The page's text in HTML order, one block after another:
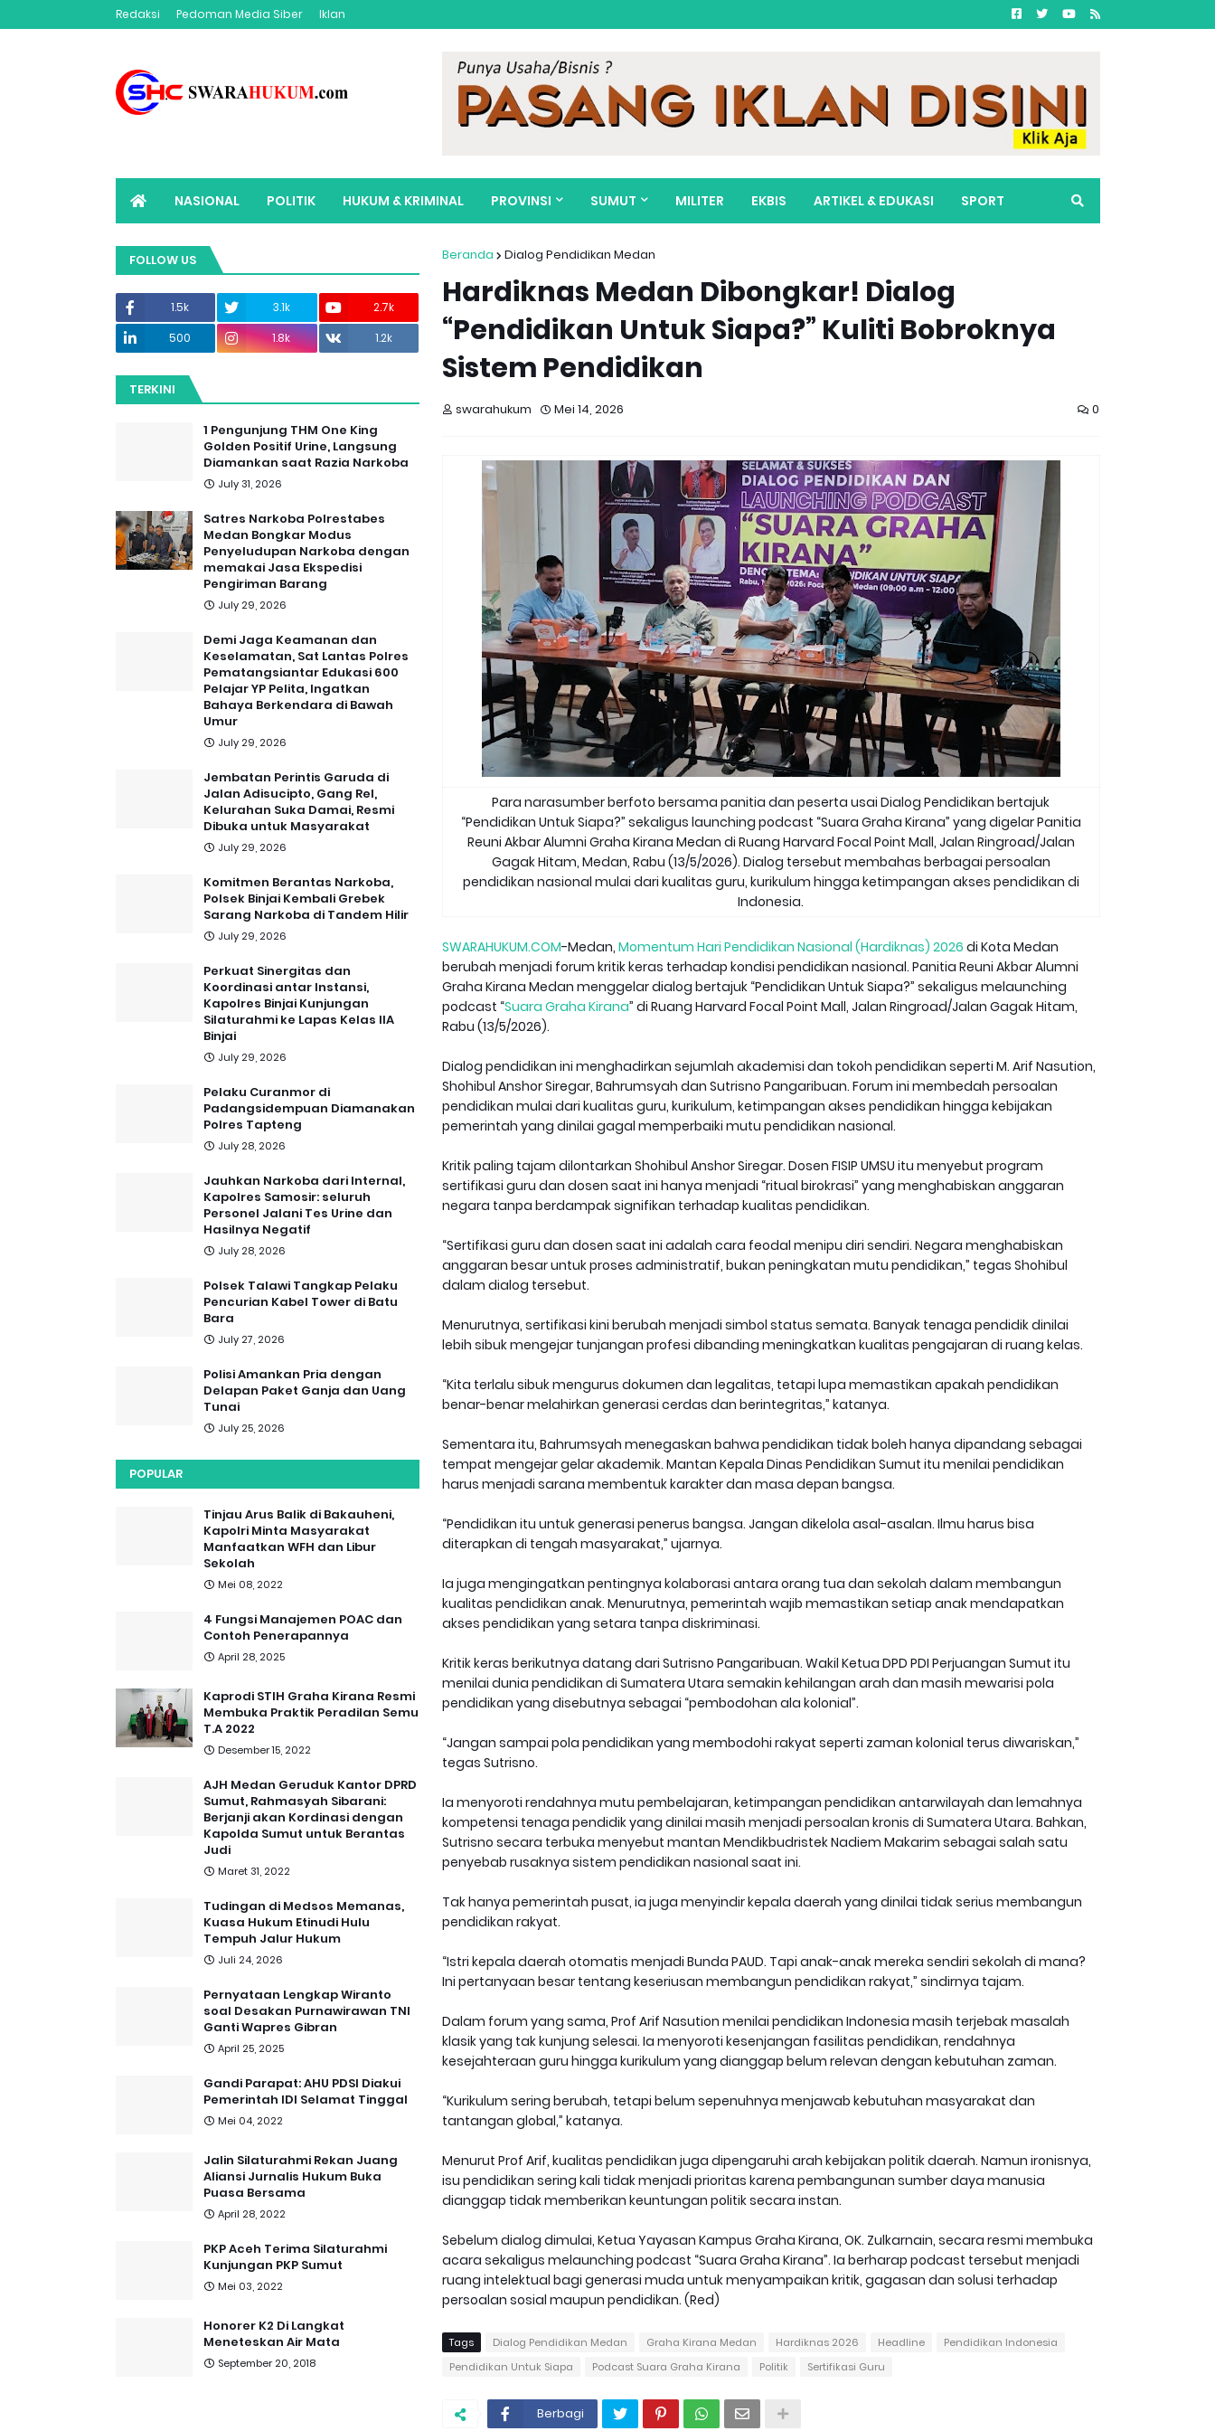
Redaksi Pedoman Media Siber Iklan
NASIONAL POLITIK HUKUM & KRIMINAL PROVINSI SUMUT MILITER EKBIS ARTIKEL & EDUKASI SPORT
ADVERTORIAL Beranda Dialog Pendidikan Medan
Hardiknas Medan Dibongkar! Dialog
“Pendidikan Untuk Siapa?” Kuliti Bobroknya
Sistem Pendidikan
swarahukum Mei 14, 2026 0
Para narasumber berfoto bersama panitia dan peserta usai Dialog Pendidikan bertajuk
“Pendidikan Untuk Siapa?” sekaligus launching podcast “Suara Graha Kirana” yang digelar Panitia
Reuni Akbar Alumni Graha Kirana Medan di Ruang Harvard Focal Point Mall, Jalan Ringroad/Jalan
Gagak Hitam, Medan, Rabu (13/5/2026). Dialog tersebut membahas berbagai persoalan
pendidikan nasional mulai dari kualitas guru, kurikulum hingga ketimpangan akses pendidikan di
Indonesia.
SWARAHUKUM.COM-Medan, Momentum Hari Pendidikan Nasional (Hardiknas) 2026 di Kota Medan
berubah menjadi forum kritik keras terhadap kondisi pendidikan nasional. Panitia Reuni Akbar Alumni
Graha Kirana Medan menggelar dialog bertajuk “Pendidikan Untuk Siapa?” sekaligus melaunching
podcast “Suara Graha Kirana” di Ruang Harvard Focal Point Mall, Jalan Ringroad/Jalan Gagak Hitam,
Rabu (13/5/2026).
Dialog pendidikan ini menghadirkan sejumlah akademisi dan tokoh pendidikan seperti M. Arif Nasution,
Shohibul Anshor Siregar, Bahrumsyah dan Sutrisno Pangaribuan. Forum ini membedah persoalan
pendidikan mulai dari kualitas guru, kurikulum, ketimpangan akses pendidikan hingga kebijakan
pemerintah yang dinilai gagal memperbaiki mutu pendidikan nasional.
Kritik paling tajam dilontarkan Shohibul Anshor Siregar. Dosen FISIP UMSU itu menyebut program
sertifikasi guru dan dosen saat ini hanya menjadi “ritual birokrasi” yang menghabiskan anggaran
negara tanpa berdampak signifikan terhadap kualitas pendidikan.
“Sertifikasi guru dan dosen saat ini adalah cara feodal menipu diri sendiri. Negara menghabiskan
anggaran besar untuk proses administratif, bukan peningkatan mutu pendidikan,” tegas Shohibul
dalam dialog tersebut.
Menurutnya, sertifikasi kini berubah menjadi simbol status semata. Banyak tenaga pendidik dinilai
lebih sibuk mengejar tunjangan profesi dibanding meningkatkan kualitas pengajaran di ruang kelas.
“Kita terlalu sibuk mengurus dokumen dan legalitas, tetapi lupa memastikan apakah pendidikan
benar-benar melahirkan generasi cerdas dan berintegritas,” katanya.
Sementara itu, Bahrumsyah menegaskan bahwa pendidikan tidak boleh hanya dipandang sebagai
tempat mengejar gelar akademik. Mantan Kepala Dinas Pendidikan Sumut itu menilai pendidikan
harus menjadi sarana membentuk karakter dan masa depan bangsa.
“Pendidikan itu untuk generasi penerus bangsa. Jangan dikelola asal-asalan. Ilmu harus bisa
diterapkan di tengah masyarakat,” ujarnya.
Ia juga mengingatkan pentingnya kolaborasi antara orang tua dan sekolah dalam membangun
kualitas pendidikan anak. Menurutnya, pemerintah wajib memastikan setiap anak mendapatkan
akses pendidikan yang setara tanpa diskriminasi.
Kritik keras berikutnya datang dari Sutrisno Pangaribuan. Wakil Ketua DPD PDI Perjuangan Sumut itu
menilai dunia pendidikan di Sumatera Utara semakin kehilangan arah dan masih mewarisi pola
pendidikan yang disebutnya sebagai “pembodohan ala kolonial”.
“Jangan sampai pola pendidikan yang membodohi rakyat seperti zaman kolonial terus diwariskan,”
tegas Sutrisno.
Ia menyoroti rendahnya mutu pembelajaran, ketimpangan pendidikan antarwilayah dan lemahnya
kompetensi tenaga pendidik yang dinilai masih menjadi persoalan kronis di Sumatera Utara. Bahkan,
Sutrisno secara terbuka menyebut mantan Mendikbudristek Nadiem Makarim sebagai salah satu
penyebab rusaknya sistem pendidikan nasional saat ini.
Tak hanya pemerintah pusat, ia juga menyindir kepala daerah yang dinilai tidak serius membangun
pendidikan rakyat.
“Istri kepala daerah otomatis menjadi Bunda PAUD. Tapi anak-anak mereka sendiri sekolah di mana?
Ini pertanyaan besar tentang keseriusan membangun pendidikan rakyat,” sindirnya tajam.
Dalam forum yang sama, Prof Arif Nasution menilai pendidikan Indonesia masih terjebak masalah
klasik yang tak kunjung selesai. Ia menyoroti kesenjangan fasilitas pendidikan, rendahnya
kesejahteraan guru hingga kurikulum yang dianggap belum relevan dengan kebutuhan zaman.
“Kurikulum sering berubah, tetapi belum sepenuhnya menjawab kebutuhan masyarakat dan
tantangan global,” katanya.
Menurut Prof Arif, kualitas pendidikan juga dipengaruhi arah kebijakan politik daerah. Namun ironisnya,
isu pendidikan sering kali tidak menjadi prioritas karena pembangunan sumber daya manusia
dianggap tidak memberikan keuntungan politik secara instan.
Sebelum dialog dimulai, Ketua Yayasan Kampus Graha Kirana, OK. Zulkarnain, secara resmi membuka
acara sekaligus melaunching podcast “Suara Graha Kirana”. Ia berharap podcast tersebut menjadi
ruang intelektual bagi generasi muda untuk menyampaikan kritik, gagasan dan solusi terhadap
persoalan sosial maupun pendidikan. (Red)
Tags Dialog Pendidikan Medan Graha Kirana Medan Hardiknas 2026 Headline
Pendidikan Indonesia
Pendidikan Untuk Siapa
Podcast Suara Graha Kirana Politik Sertifikasi Guru
Berbagi
FOLLOW US
1.5k 3.1k
2.7k
500
1.8k 1.2k
TERKINI
1 Pengunjung THM One King
Golden Positif Urine, Langsung
Diamankan saat Razia Narkoba
July 31, 2026
Satres Narkoba Polrestabes
Medan Bongkar Modus
Penyeludupan Narkoba dengan
memakai Jasa Ekspedisi
Pengiriman Barang
July 29, 2026
Demi Jaga Keamanan dan
Keselamatan, Sat Lantas Polres
Pematangsiantar Edukasi 600
Pelajar YP Pelita, Ingatkan
Bahaya Berkendara di Bawah
Umur
July 29, 2026
Jembatan Perintis Garuda di
Jalan Adisucipto, Gang Rel,
Kelurahan Suka Damai, Resmi
Dibuka untuk Masyarakat
July 29, 2026
Komitmen Berantas Narkoba,
Polsek Binjai Kembali Grebek
Sarang Narkoba di Tandem Hilir
July 29, 2026
Perkuat Sinergitas dan
Koordinasi antar Instansi,
Kapolres Binjai Kunjungan
Silaturahmi ke Lapas Kelas IIA
Binjai
July 29, 2026
Pelaku Curanmor di
Padangsidempuan Diamanakan
Polres Tapteng
July 28, 2026
Jauhkan Narkoba dari Internal,
Kapolres Samosir: seluruh
Personel Jalani Tes Urine dan
Hasilnya Negatif
July 28, 2026
Polsek Talawi Tangkap Pelaku
Pencurian Kabel Tower di Batu
Bara
July 27, 2026
Polisi Amankan Pria dengan
Delapan Paket Ganja dan Uang
Tunai
July 25, 2026
POPULAR
Tinjau Arus Balik di Bakauheni,
Kapolri Minta Masyarakat
Manfaatkan WFH dan Libur
Sekolah
Mei 08, 2022
4 Fungsi Manajemen POAC dan
Contoh Penerapannya
April 28, 2025
Kaprodi STIH Graha Kirana Resmi
Membuka Praktik Peradilan Semu
T.A 2022
Desember 15, 2022
AJH Medan Geruduk Kantor DPRD
Sumut, Rahmasyah Sibarani:
Berjanji akan Kordinasi dengan
Kapolda Sumut untuk Berantas
Judi
Maret 31, 2022
Tudingan di Medsos Memanas,
Kuasa Hukum Etinudi Hulu
Tempuh Jalur Hukum
Juli 24, 2026
Pernyataan Lengkap Wiranto
soal Desakan Purnawirawan TNI
Ganti Wapres Gibran
April 25, 2025
Gandi Parapat: AHU PDSI Diakui
Pemerintah IDI Selamat Tinggal
Mei 04, 2022
Jalin Silaturahmi Rekan Juang
Aliansi Jurnalis Hukum Buka
Puasa Bersama
April 28, 2022
PKP Aceh Terima Silaturahmi
Kunjungan PKP Sumut
Mei 03, 2022
Honorer K2 Di Langkat
Meneteskan Air Mata
September 20, 2018